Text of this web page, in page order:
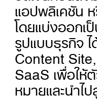
แอปพลิเคชัน
โดยแบ่งออกเ
รูปแบบธุรกิจ
Content
SaaS เพื่อให้
หมายและนำไ